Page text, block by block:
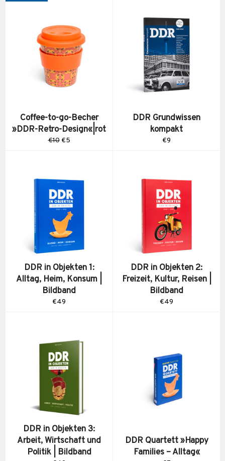
Coffee-to-go-Becher
»DDR-Retro-Design«|rot
Normaler
€10 Sonderpreis
€5
DDR Grundwissen
kompakt
Normaler
€9
DDR in Objekten 1:
Alltag, Heim, Konsum |
Bildband
Normaler
€49
DDR in Objekten 2:
Freizeit, Kultur, Reisen |
Bildband
Normaler
€49
DDR in Objekten 3:
Arbeit, Wirtschaft und
Politik | Bildband
DDR Quartett »Happy
Families – Alltag«